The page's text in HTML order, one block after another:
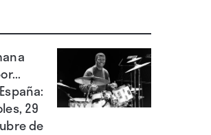
de la cántabra viene
un videoclip en blanco y
Lucía Toral y G. Hernandez.
nieve, bosques…
pueden acabar de asociar su
29
de